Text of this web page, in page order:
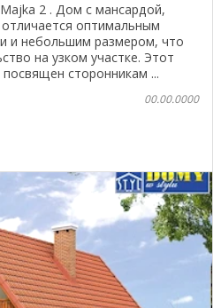
2 . Дом с мансардой,
оптимальным
и небольшим размером, что
на узком участке. Этот
сторонникам ...
00.00.0000